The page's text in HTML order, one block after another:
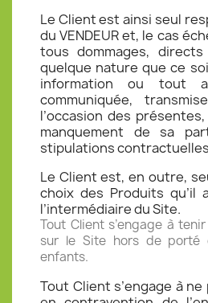
Le Client est ainsi seul
du VENDEUR et, le cas
tous dommages,
quelque nature que ce
information ou tout
communiquée,
l’occasion des
manquement de sa
stipulations
Le Client est, en outre,
choix des Produits qu’il
l’intermédiaire du Site.
Tout Client s’engage à
sur le Site hors de porté
enfants.
Tout Client s’engage à